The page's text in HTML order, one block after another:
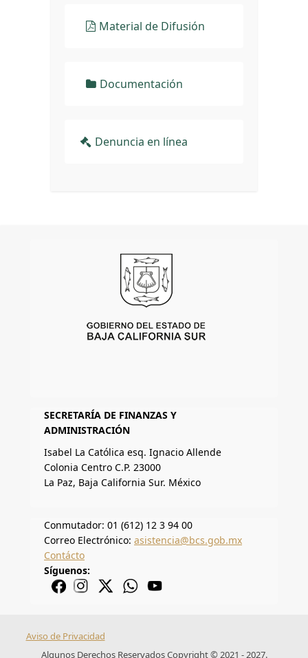
Material de Difusión
Documentación
Denuncia en línea
SECRETARÍA DE FINANZAS Y
ADMINISTRACIÓN
Isabel La Católica esq. Ignacio Allende
Colonia Centro C.P. 23000
La Paz, Baja California Sur. México
Conmutador: 01 (612) 12 3 94 00
Correo Electrónico: asistencia@bcs.gob.mx
Contácto
Síguenos:
Aviso de Privacidad
Algunos Derechos Reservados Copyright © 2021 - 2027.